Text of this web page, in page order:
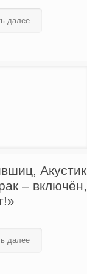
далее
Акустик
– включён,
далее